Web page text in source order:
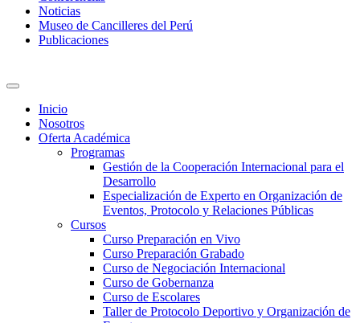
Noticias
Museo de Cancilleres del Perú
Publicaciones
Inicio
Nosotros
Oferta Académica
Programas
Gestión de la Cooperación Internacional para el
Desarrollo
Especialización de Experto en Organización de
Eventos, Protocolo y Relaciones Públicas
Cursos
Curso Preparación en Vivo
Curso Preparación Grabado
Curso de Negociación Internacional
Curso de Gobernanza
Curso de Escolares
Taller de Protocolo Deportivo y Organización de